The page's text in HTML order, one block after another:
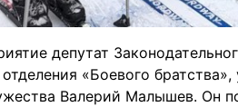
депутат
«Боевого
Валерий Малышев. Он